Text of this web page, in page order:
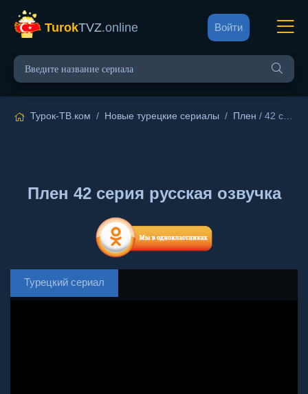
TurokTVZ.online Войти
Турок-ТВ.ком / Новые турецкие сериалы / Плен / 42 серия русская озвучка
Плен 42 серия русская озвучка
Турецкий сериал